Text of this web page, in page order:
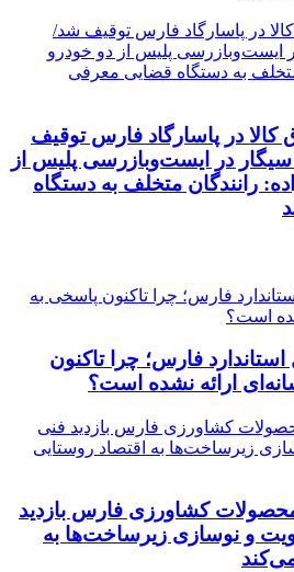
در پاسارگاد فارس توقیف
۱۷۸۵۰۰ نخ سیگار در ایست‌وبازرسی پلیس از
رانندگان متخلف به دستگاه
استاندارد فارس؛ چرا تاکنون
ارائه نشده است؟
کشاورزی فارس بازدید
و نوسازی زیرساخت‌ها به